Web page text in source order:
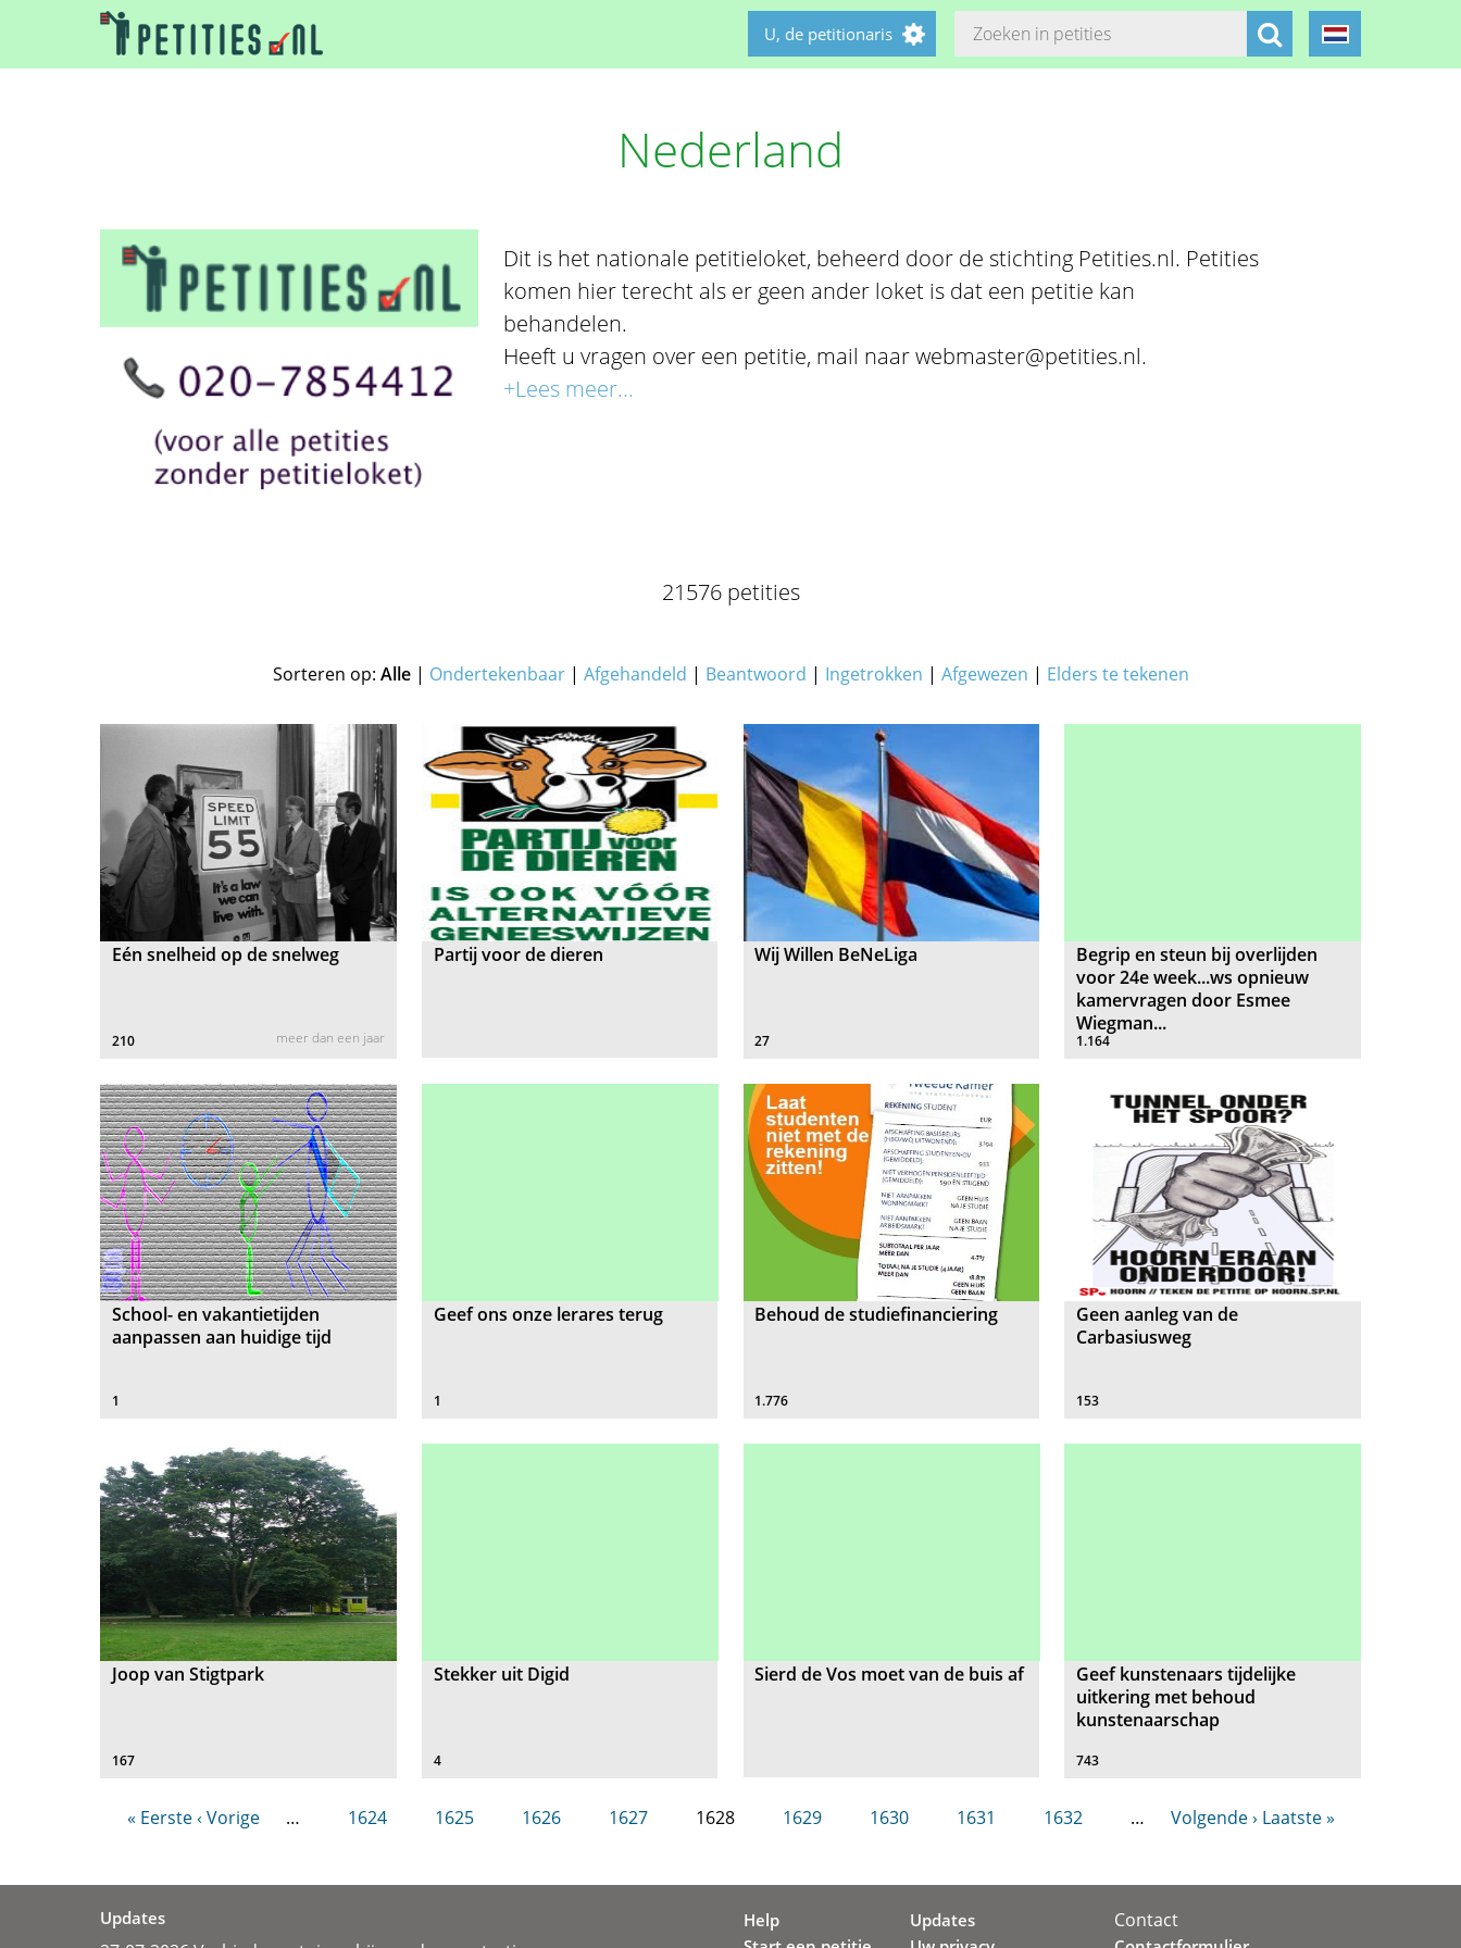
U, de petitionaris
Nederland
Dit is het nationale petitieloket, beheerd door de stichting Petities.nl. Petities
komen hier terecht als er geen ander loket is dat een petitie kan
behandelen.
Heeft u vragen over een petitie, mail naar webmaster@petities.nl.
+Lees meer...
21576 petities
Sorteren op: Alle| Ondertekenbaar| Afgehandeld | Beantwoord | Ingetrokken | Afgewezen | Elders te tekenen
Eén snelheid op de snelweg
210 meer dan een jaar
Partij voor de dieren Wij Willen BeNeLiga
27
Begrip en steun bij overlijden
voor 24e week...ws opnieuw
kamervragen door Esmee
Wiegman...
1.164
School- en vakantietijden
aanpassen aan huidige tijd
1
Geef ons onze lerares terug
1
Behoud de studiefinanciering
1.776
Geen aanleg van de
Carbasiusweg
153
Joop van Stigtpark
167
Stekker uit Digid
4
Sierd de Vos moet van de buis af
Geef kunstenaars tijdelijke
uitkering met behoud
kunstenaarschap
743
« Eerste ‹ Vorige … 1624 1625 1626 1627 1628 1629 1630 1631 1632 … Volgende › Laatste »
Updates
Help
Updates
Contact